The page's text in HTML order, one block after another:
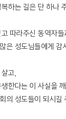
하는 길은 단 하나
따라주신 동역자들
은 성도님들에게 감
고,
한다는 이 사실을
의 성도들이 되시길